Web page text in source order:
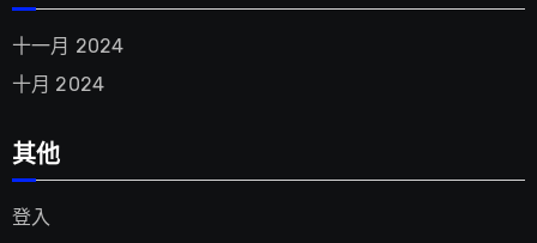
十一月 2024
十月 2024
其他
登入